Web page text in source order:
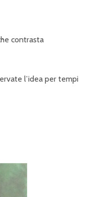
contrasta
l’idea per tempi